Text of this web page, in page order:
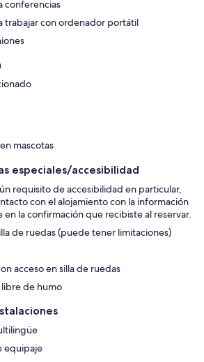
conferencias
trabajar con ordenador portátil
mascotas
especiales/accesibilidad
requisito de accesibilidad en particular,
con el alojamiento con la información
en la confirmación que recibiste al reservar.
de ruedas (puede tener limitaciones)
acceso en silla de ruedas
de humo
equipaje